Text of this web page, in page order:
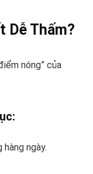
Dễ Thấm?
nóng” của
ngày.